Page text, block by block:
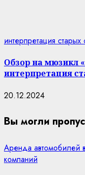
интерпретация старых
Обзор на мюзикл
интерпретация
20.12.2024
Вы могли
Аренда автомобилей
компаний